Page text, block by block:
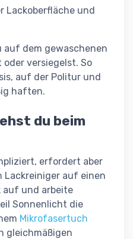
Lackoberfläche und
dem gewaschenen
oder versiegelst. So
auf der Politur und
haften.
du beim
erfordert aber
Lackreiniger auf einen
auf und arbeite
Sonnenlicht die
Mikrofasertuch
gleichmäßigen